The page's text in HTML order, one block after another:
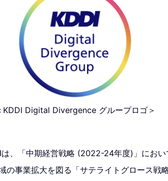
KDDI Digital Divergence グループロゴ＞
は、「中期経営戦略 (2022-24年度)」にお
の事業拡大を図る「サテライトグロース戦